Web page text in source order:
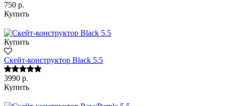
750 р.
Купить
Купить
Скейт-конструктор Black 5.5
3990 р.
Купить